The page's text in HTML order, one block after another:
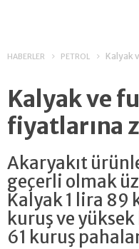
HABERLER PETROL Kalyak
Kalyak ve
fiyatlarına
Akaryakıt
geçerli olmak
Kalyak 1 lira 89
kuruş ve
61 kuruş